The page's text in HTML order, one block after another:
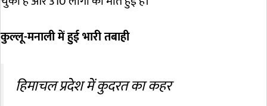
कुल्लू-मनाली में हुई भारी तबाही
हिमाचल प्रदेश में कुदरत का कहर